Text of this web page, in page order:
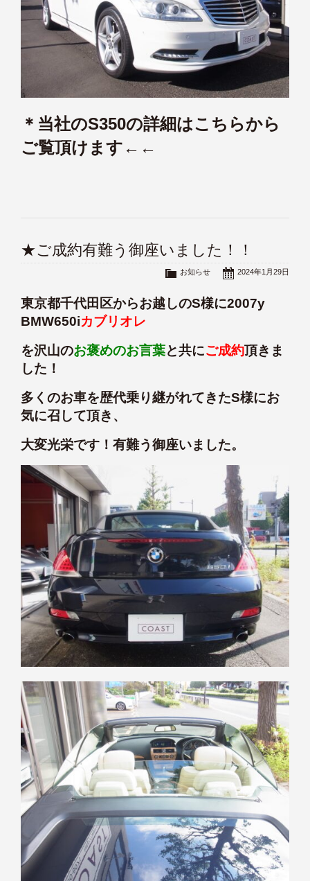
＊当社のS350の詳細はこちらから
ご覧頂けます←←
★ご成約有難う御座いました！！
2024年1月29日
お知らせ
東京都千代田区からお越しのS様に2007y
BMW650iカブリオレ
を沢山のお褒めのお言葉と共にご成約頂きま
した！
多くのお車を歴代乗り継がれてきたS様にお
気に召して頂き、
大変光栄です！有難う御座いました。